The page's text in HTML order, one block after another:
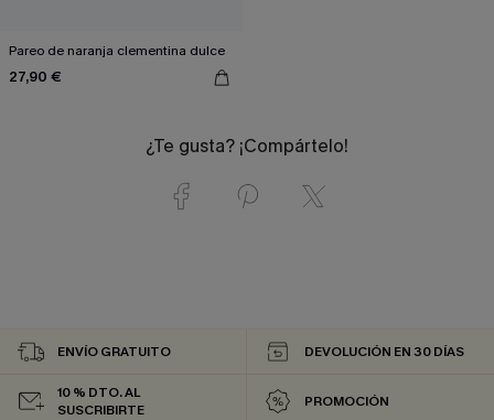
Pareo de naranja clementina dulce
27,90 €
¿Te gusta? ¡Compártelo!
ENVÍO GRATUITO DEVOLUCIÓN EN 30 DÍAS
10 % DTO. AL
SUSCRIBIRTE
PROMOCIÓN